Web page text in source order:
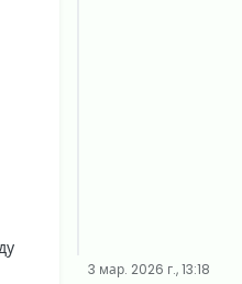
3 мар. 2026 г., 13:18